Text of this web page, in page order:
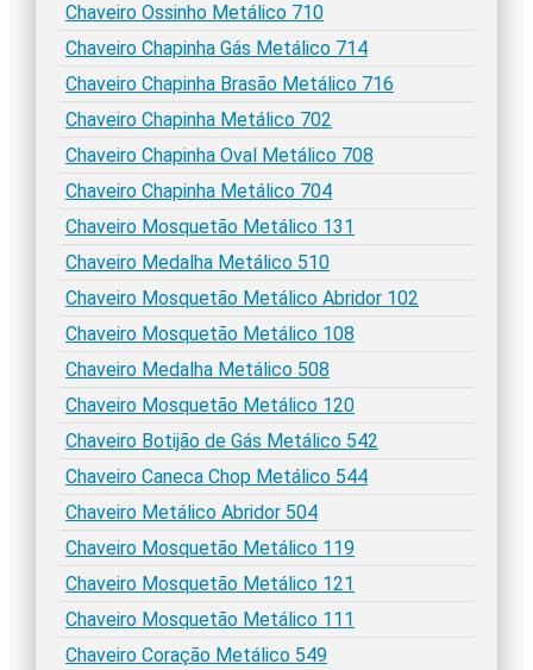
Chaveiro Ossinho Metálico 710
Chaveiro Chapinha Gás Metálico 714
Chaveiro Chapinha Brasão Metálico 716
Chaveiro Chapinha Metálico 702
Chaveiro Chapinha Oval Metálico 708
Chaveiro Chapinha Metálico 704
Chaveiro Mosquetão Metálico 131
Chaveiro Medalha Metálico 510
Chaveiro Mosquetão Metálico Abridor 102
Chaveiro Mosquetão Metálico 108
Chaveiro Medalha Metálico 508
Chaveiro Mosquetão Metálico 120
Chaveiro Botijão de Gás Metálico 542
Chaveiro Caneca Chop Metálico 544
Chaveiro Metálico Abridor 504
Chaveiro Mosquetão Metálico 119
Chaveiro Mosquetão Metálico 121
Chaveiro Mosquetão Metálico 111
Chaveiro Coração Metálico 549